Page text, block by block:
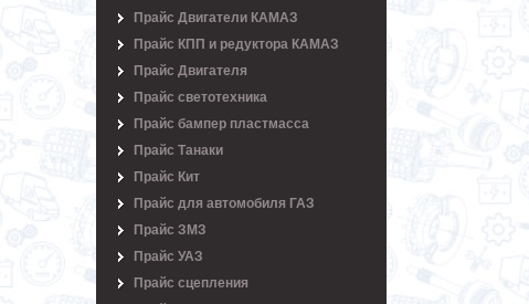
Прайс Двигатели КАМАЗ
Прайс КПП и редуктора КАМАЗ
Прайс Двигателя
Прайс светотехника
Прайс бампер пластмасса
Прайс Танаки
Прайс Кит
Прайс для автомобиля ГАЗ
Прайс ЗМЗ
Прайс УАЗ
Прайс сцепления